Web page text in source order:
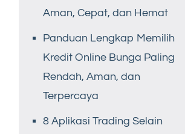
Aman, Cepat, dan Hemat
Panduan Lengkap Memilih
Kredit Online Bunga Paling
Rendah, Aman, dan
Terpercaya
8 Aplikasi Trading Selain